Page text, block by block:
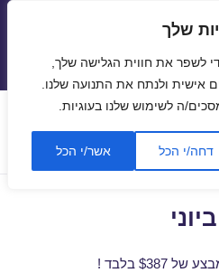
שלך
לשפר את חווית הגלישה שלך,
אישית ולנתח את התנועה שלנו.
ה לשימוש שלנו בעוגיות.
דחה/י הכל אשר/י הכל
תפריטים
ווידג'טים